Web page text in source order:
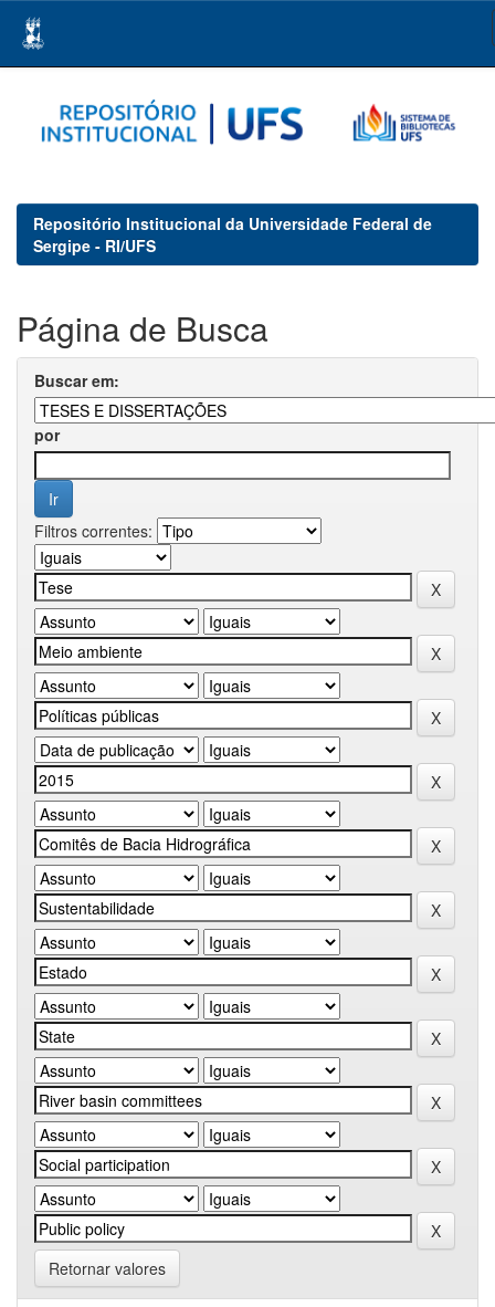
navigation
Repositório Institucional da Universidade Federal de
Sergipe - RI/UFS
Página de Busca
Buscar em:
por
Filtros correntes:
Retornar valores